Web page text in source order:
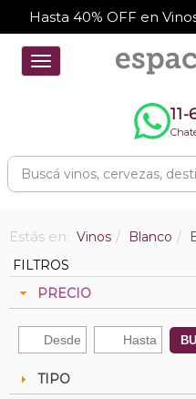
Hasta 40% OFF en
Toggle
navigation
Estás en: Vinos Blanco
FILTROS
PRECIO
TIPO